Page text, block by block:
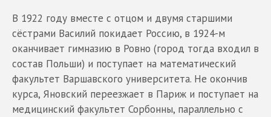
В 1922 году вместе с отцом и двумя старшими
сёстрами Василий покидает Россию, в 1924-м
оканчивает гимназию в Ровно (город тогда входил в
состав Польши) и поступает на математический
факультет Варшавского университета. Не окончив
курса, Яновский переезжает в Париж и поступает на
медицинский факультет Сорбонны, параллельно с